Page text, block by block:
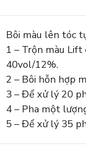
Bôi màu lên tóc
1 – Trộn màu
40vol/12%.
2 – Bôi hỗn hợp
3 – Để xử lý 20
4 – Pha một
5 – Để xử lý 35